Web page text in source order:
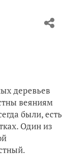
деревьев
веяниям
были, есть
Один из